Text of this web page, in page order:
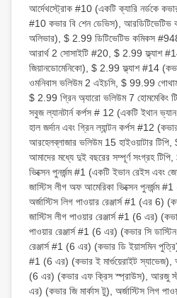
আর্দেথস্ট্রোক #10 (একটি ক্যারি নর্ডকে
#10 কভার বি শেন ডেভিস),
অলিভার), $ 2.99 ডিটিভেটিভ কমিকস
আরার্থ 2 সোসাইটি #20, $ 2.99 ফ্ল্যাশ
জিয়ানডোমেনিকো), $ 2.99 ফ্ল্যাশ #14
ওমনিবাস ভলিউম 2 এইচসি, $ 99.99 গোথাম
$ 2.99 গ্রিন অ্যারো ভলিউম 7 হোমমেকিং
সবুজ ল্যানটার্ন কর্পস # 12 (একটি ইথান
হাল জর্দান এবং গ্রিন ল্যান্টন কর্পস #12
আরহেলব্লাজার ভলিউম 15 হাইওয়াটার
আমাদের মধ্যে দুই বছরের সম্পূর্ণ সংগ্রহ
ভিক্সেন পুনর্জন্ম #1 (একটি ইভান রেইস
জাস্টিস লীগ অফ আমেরিকা ভিক্সেন পুনর্জন্ম
অর্জাস্টিস লিগ পাওয়ার রেঞ্জার্স #1 (এর 6)
জাস্টিস লীগ পাওয়ার রেঞ্জার্স #1 (6 এর)
পাওয়ার রেঞ্জার্স #1 (6 এর) (কভার সি
রেঞ্জার্স #1 (6 এর) (কভার ডি ইয়াসমিন
#1 (6 এর) (কভার ই মার্গুয়েরাইট স্যাভেজ),
(6 এর) (কভার এফ ক্রিস স্প্রাউস), আরজু
এর) (কভার জি মার্কাস টু), অর্জাস্টিস লিগ